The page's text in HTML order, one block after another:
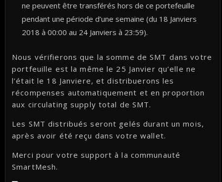
ne peuvent être transférés hors de ce portefeuille
pendant une période d’une semaine (du 18 Janviers
2018 à 00:00 au 24 Janviers à 23:59).
Nous vérifierons que la somme de SMT dans votre
portfeuille est la même le 25 Janvier qu’elle ne
l’était le 18 Janviere, et distribuerons les
récompenses automatiquement et en proportion
aux circulating supply total de SMT.
Les SMT distribués seront gelés durant un mois,
après avoir été reçu dans votre wallet.
Merci pour votre support à la communauté
SmartMesh.